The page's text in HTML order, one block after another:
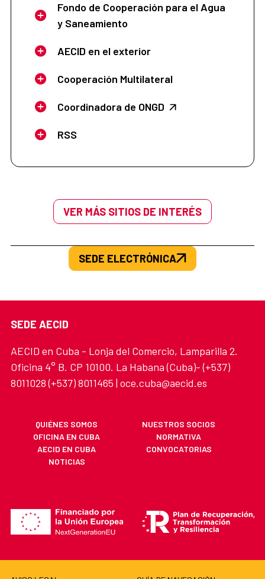
Fondo de Cooperación para el Agua
y Saneamiento
AECID en el exterior
Cooperación Multilateral
Coordinadora de ONGD
RSS
VER MÁS SITIOS DE INTERÉS
SEDE ELECTRÓNICA
SEDE AECID
AECID en Cuba - Lonja del Comercio, Lamparilla 2.
Oficina 4° B. CP 10100. La Habana (Cuba)- (+537)
8011028 (+537) 8011465 | oce.cuba@aecid.es
QUIÉNES SOMOS
NUESTROS SOCIOS
OFICINA EN CUBA
NORMATIVA
AECID EN CUBA
CONVOCATORIAS
NOTICIAS